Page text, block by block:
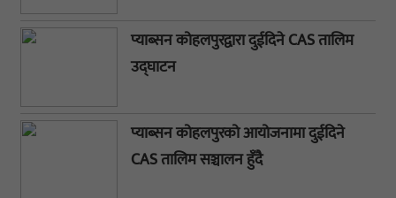
प्याब्सन कोहलपुरद्वारा दुईदिने CAS तालिम
उद्घाटन
प्याब्सन कोहलपुरको आयोजनामा दुईदिने
CAS तालिम सञ्चालन हुँदै